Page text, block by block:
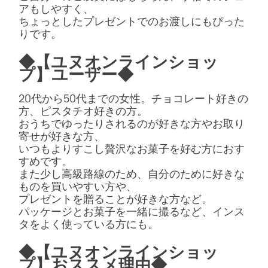
アもしやすく、
ちょっとしたプレゼントでのお渡しにもぴった
りです。
◆【ユヌオンラインショッ
プ】ユーザー◆
20代から50代までの女性。チョコレート好きの
方、ピスタチオ好きの方。
おうちでゆったりされるのが好きな方やお取り
寄せが好きな方、
いつもよりすこし贅沢なお菓子を好む方におす
すめです。
また少し高級路線のため、自分のために好きな
ものを買いやすい方や、
プレゼントを贈ることが好きな方など。
パッケージとお菓子を一緒に撮るなど、インス
タをよく使っている方にも。
◆【ユヌオンラインショッ